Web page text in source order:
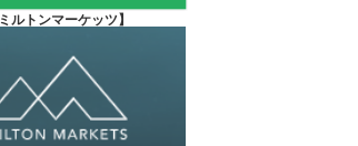
ミルトンマーケッツ】